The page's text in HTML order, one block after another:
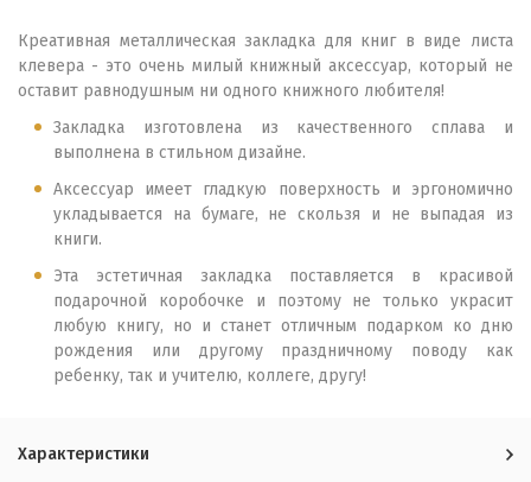
Креативная металлическая закладка для книг в виде листа
клевера - это очень милый книжный аксессуар, который не
оставит равнодушным ни одного книжного любителя!
Закладка изготовлена из качественного сплава и
выполнена в стильном дизайне.
Аксессуар имеет гладкую поверхность и эргономично
укладывается на бумаге, не скользя и не выпадая из
книги.
Эта эстетичная закладка поставляется в красивой
подарочной коробочке и поэтому не только украсит
любую книгу, но и станет отличным подарком ко дню
рождения или другому праздничному поводу как
ребенку, так и учителю, коллеге, другу!
Характеристики